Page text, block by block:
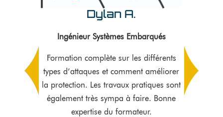
Dylan A.
Ingénieur Systèmes Embarqués
Formation complète sur les différents
types d’attaques et comment améliorer
la protection. Les travaux pratiques sont
également très sympa à faire. Bonne
expertise du formateur.